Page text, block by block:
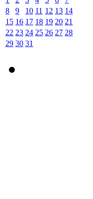
8
9 10 11 12 13 14
15 16 17 18 19 20 21
22 23 24 25 26 27 28
29 30 31